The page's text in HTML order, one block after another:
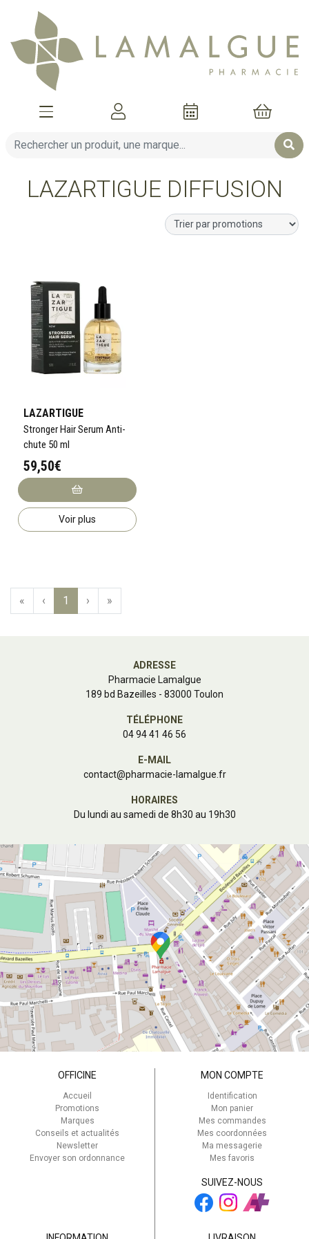
Afficher la navigation
Mon
LAZARTIGUE DIFFUSION
LAZARTIGUE
Stronger Hair Serum Anti-
chute 50 ml
59,50€
Voir plus
« ‹ 1 › »
ADRESSE
Pharmacie Lamalgue
189 bd Bazeilles - 83000 Toulon
TÉLÉPHONE
04 94 41 46 56
E-MAIL
contact@pharmacie-lamalgue.fr
HORAIRES
Du lundi au samedi de 8h30 au 19h30
OFFICINE
Accueil
Promotions
Marques
Conseils et actualités
Newsletter
Envoyer son ordonnance
MON COMPTE
Identification
Mon panier
Mes commandes
Mes coordonnées
Ma messagerie
Mes favoris
SUIVEZ-NOUS